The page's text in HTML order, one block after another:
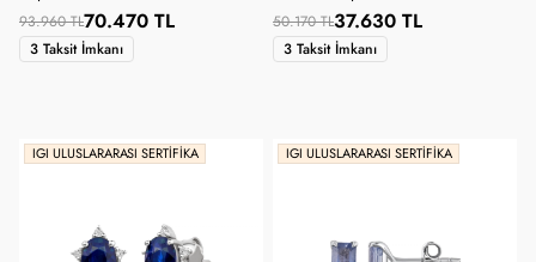
93.960 TL70.470 TL
3 Taksit İmkanı
50.170 TL37.630 TL
3 Taksit İmkanı
IGI ULUSLARARASI SERTIFIKA IGI ULUSLARARASI SERTIFIKA